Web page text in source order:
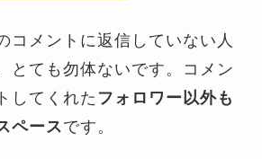
コメントに返信していない人
とても勿体ないです。コメン
してくれた フォロワー以外も
ペースです。